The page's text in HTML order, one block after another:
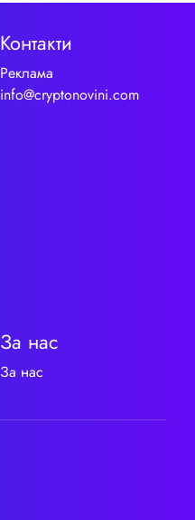
Контакти
Реклама
info@cryptonovini.com
За нас
За нас